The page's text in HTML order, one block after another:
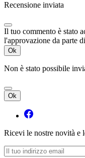
Recensione inviata
Il tuo commento è stato
l'approvazione da parte
Ok
Non è stato possibile
Ok
Ricevi le nostre novità e